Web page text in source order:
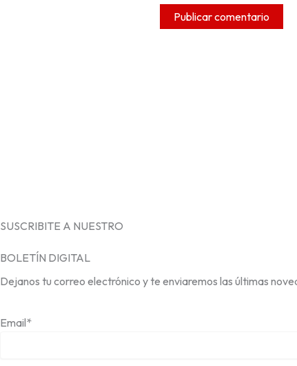
SUSCRIBITE A NUESTRO
BOLETÍN DIGITAL
Dejanos tu correo electrónico y te enviaremos las últimas
Email*